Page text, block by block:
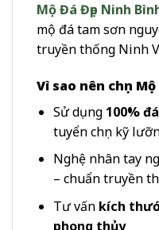
Mộ Đá Đẹp Ninh
mộ đá tam sơn
truyền thống Ninh
Vì sao nên chọn
Sử dụng 100%
tuyển chọn kỹ
Nghệ nhân tay
– chuẩn truyền
Tư vấn kích
phong thủy